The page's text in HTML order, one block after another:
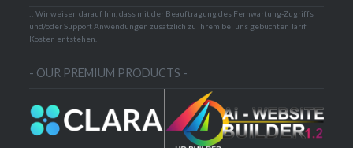
:: Wir weisen darauf hin, dass mit der Beauftragung des Fernwartung-Zugriffs
und/oder Support Anwendungen zusätzlich zu Ihrem bei uns gebuchten Tarif
Kosten entstehen.
- OUR PREMIUM PRODUCTS -